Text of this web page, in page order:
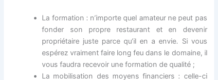
La formation : n’importe quel amateur ne peut pas
fonder son propre restaurant et en devenir
propriétaire juste parce qu’il en a envie. Si vous
espérez vraiment faire long feu dans le domaine, il
vous faudra recevoir une formation de qualité ;
La mobilisation des moyens financiers : celle-ci